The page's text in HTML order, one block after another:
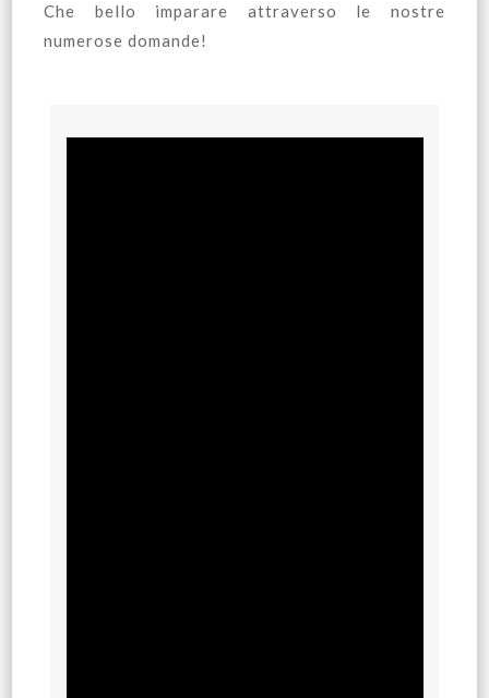
Che bello imparare attraverso le nostre
numerose domande!